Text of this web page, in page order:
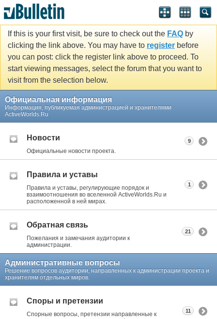
If this is your first visit, be sure to check out the FAQ by
clicking the link above. You may have to register before
you can post: click the register link above to proceed. To
start viewing messages, select the forum that you want to
visit from the selection below.
Официальная информация
Информация, публикуемая администрацией и хранителями
ActiveWorlds.Ru
Новости
Официальные новости проекта.
9
Правила и уставы
Правила и уставы, регулирующие порядок и
взаимоотношения во вселенной ActiveWorlds.Ru и
расположенной в ней мирах.
1
Обратная связь
Пожелания и замечания аудитории к
администрации.
21
Административные вопросы
Решение вопросов аудитории, направленных к администрации проекта и
хранителям отдельных миров.
Споры и претензии
Спорные вопросы, претензии направленные к
11